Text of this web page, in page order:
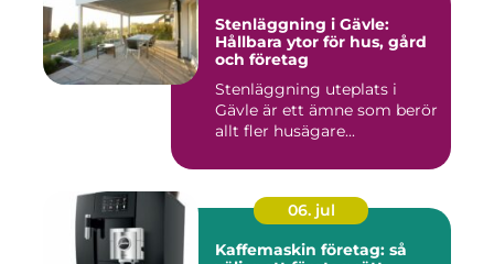
Stenläggning i Gävle:
Hållbara ytor för hus, gård
och företag
Stenläggning uteplats i
Gävle är ett ämne som berör
allt fler husägare...
06. jul
Kaffemaskin företag: så